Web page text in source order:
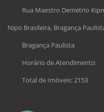
Rua Maestro Demétrio
Nipo Brasileira, Bragança
Bragança Paulista
Horário de Atendimento:
Total de Imóveis: 2153